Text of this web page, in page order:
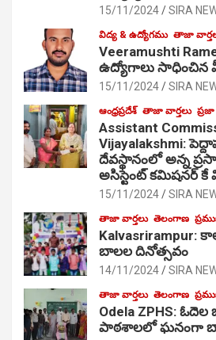
15/11/2024 SIRA
విద్య & ఉద్యోగము తాజా
Veeramushti
ఉద్యోగాలు సాధించిన
15/11/2024 SIRA
ఆంధ్రప్రదేశ్ తాజా వార్తలు
Assistant
Vijayalakshmi:
దేవస్థానంలో అన్న
అసిస్టెంట్ కమిషనర్ కే
15/11/2024 SIRA
తాజా వార్తలు తెలంగాణ
Kalvasrirampur:
బాలల దినోత్సవం
14/11/2024 SIRA
తాజా వార్తలు తెలంగాణ
Odela ZPHS:
పాఠ‌శాల‌లో ఘనంగా